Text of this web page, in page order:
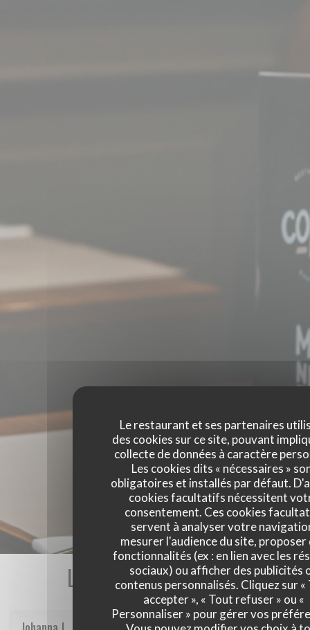
Le restaurant et ses partenaires
des cookies sur ce site, pouvant
collecte de données à caractère
Les cookies dits « nécessaires »
obligatoires et installés par défaut.
cookies facultatifs nécessitent
consentement. Ces cookies
servent à analyser votre
mesurer l'audience du site, proposer
fonctionnalités (ex : en lien avec les
sociaux) ou afficher des publicités
contenus personnalisés. Cliquez sur «
accepter », « Tout refuser » ou «
Personnaliser » pour gérer vos
Les avis de nos clients